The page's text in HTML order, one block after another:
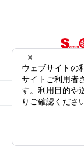
サイトご利用にあ